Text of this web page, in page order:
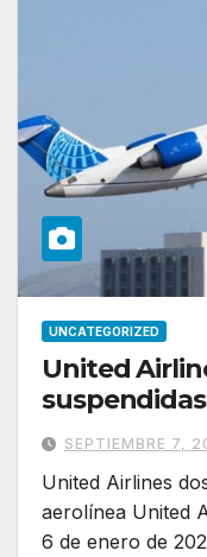
UNCATEGORIZED
United
suspendidas
SEPTIEMBRE 7,
United Airlines
aerolínea United
6 de enero de